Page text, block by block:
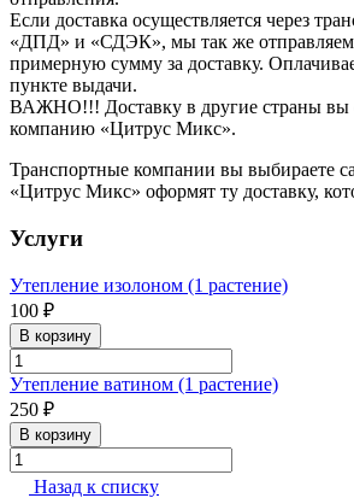
Если доставка осуществляется через
«ДПД» и «СДЭК», мы так же отправляем
примерную сумму за доставку.
пункте выдачи.
ВАЖНО!!! Доставку в другие страны вы
компанию «Цитрус Микс».
Транспортные компании вы выбираете
«Цитрус Микс» оформят ту доставку,
Услуги
Утепление изолоном (1 растение)
100 ₽
В корзину
Утепление ватином (1 растение)
250 ₽
В корзину
Назад к списку